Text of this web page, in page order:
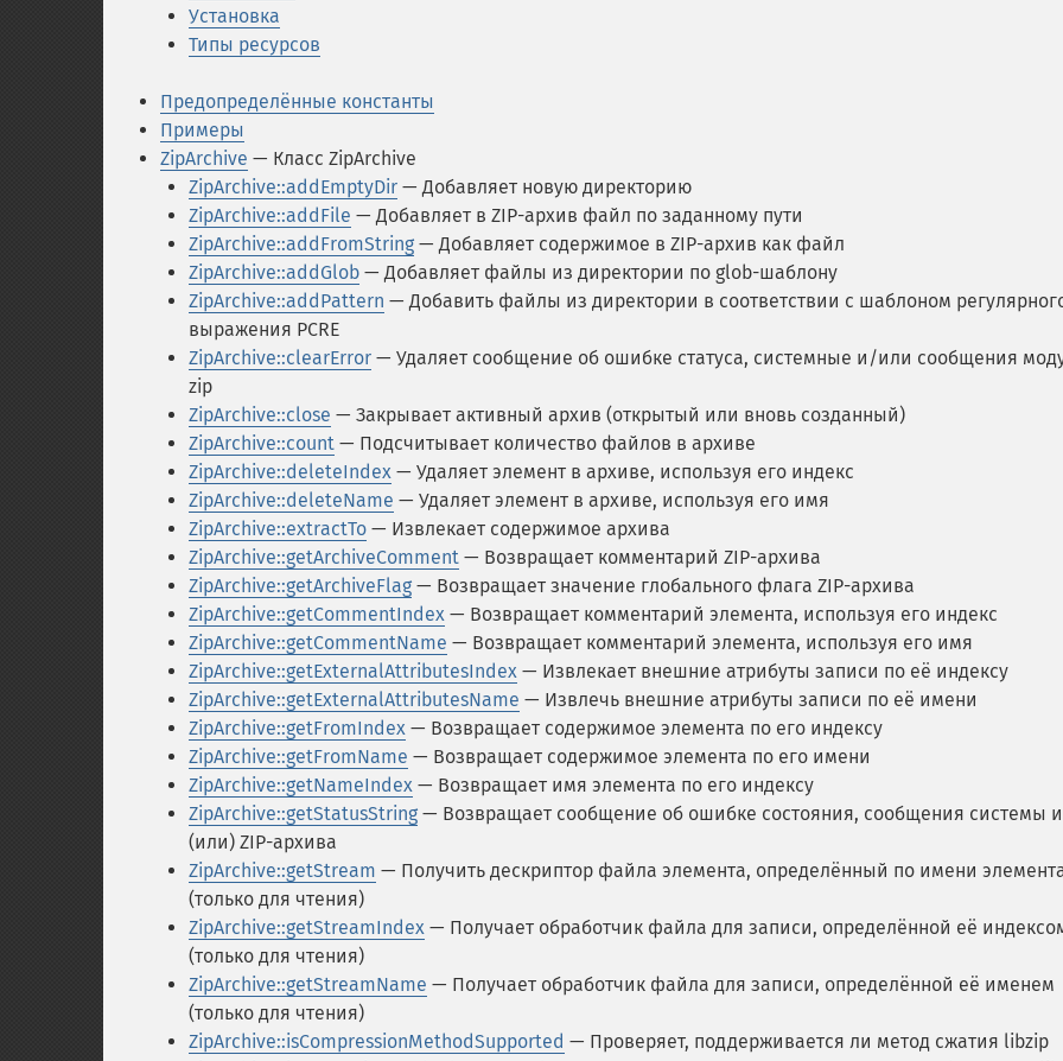
Установка
Типы ресурсов
Предопределённые константы
Примеры
ZipArchive — Класс ZipArchive
ZipArchive::addEmptyDir — Добавляет новую директорию
ZipArchive::addFile — Добавляет в ZIP-архив файл по заданному пути
ZipArchive::addFromString — Добавляет содержимое в ZIP-архив как файл
ZipArchive::addGlob — Добавляет файлы из директории по glob-шаблону
ZipArchive::addPattern — Добавить файлы из директории в соответствии с шаблоном
выражения PCRE
ZipArchive::clearError — Удаляет сообщение об ошибке статуса, системные и/или сообщения
zip
ZipArchive::close — Закрывает активный архив (открытый или вновь созданный)
ZipArchive::count — Подсчитывает количество файлов в архиве
ZipArchive::deleteIndex — Удаляет элемент в архиве, используя его индекс
ZipArchive::deleteName — Удаляет элемент в архиве, используя его имя
ZipArchive::extractTo — Извлекает содержимое архива
ZipArchive::getArchiveComment — Возвращает комментарий ZIP-архива
ZipArchive::getArchiveFlag — Возвращает значение глобального флага ZIP-архива
ZipArchive::getCommentIndex — Возвращает комментарий элемента, используя его индекс
ZipArchive::getCommentName — Возвращает комментарий элемента, используя его имя
ZipArchive::getExternalAttributesIndex — Извлекает внешние атрибуты записи по её индексу
ZipArchive::getExternalAttributesName — Извлечь внешние атрибуты записи по её имени
ZipArchive::getFromIndex — Возвращает содержимое элемента по его индексу
ZipArchive::getFromName — Возвращает содержимое элемента по его имени
ZipArchive::getNameIndex — Возвращает имя элемента по его индексу
ZipArchive::getStatusString — Возвращает сообщение об ошибке состояния, сообщения системы и
(или) ZIP-архива
ZipArchive::getStream — Получить дескриптор файла элемента, определённый по имени
(только для чтения)
ZipArchive::getStreamIndex — Получает обработчик файла для записи, определённой её
(только для чтения)
ZipArchive::getStreamName — Получает обработчик файла для записи, определённой её именем
(только для чтения)
ZipArchive::isCompressionMethodSupported — Проверяет, поддерживается ли метод сжатия libzip